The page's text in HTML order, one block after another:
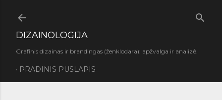
DIZAINOLOGIJA
Grafinis dizainas ir brandingas (ženklodara): apžvalga ir analizė.
PRADINIS PUSLAPIS